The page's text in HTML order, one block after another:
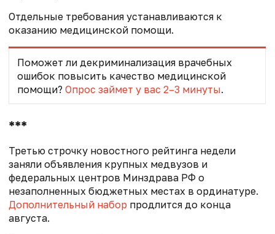
Отдельные требования устанавливаются к
оказанию медицинской помощи.
Поможет ли декриминализация врачебных
ошибок повысить качество медицинской
помощи? Опрос займет у вас 2–3 минуты.
***
Третью строчку новостного рейтинга недели
заняли объявления крупных медвузов и
федеральных центров Минздрава РФ о
незаполненных бюджетных местах в ординатуре.
Дополнительный набор продлится до конца
августа.